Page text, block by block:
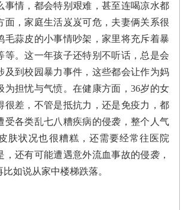
事情，都会特别艰难，甚至连喝凉水都
面，家庭生活岌岌可危，夫妻俩关系很
毛蒜皮的小事情吵架，家里将充斥着暴
等。这一年孩子还特别不听话，总是会
及到校园暴力事件，这些都会让作为妈
为担忧与气愤。在健康方面，36岁的女
很差，不管是抵抗力，还是免疫力，都
受各类乱七八糟疾病的侵袭，整个人气
肤状况也很糟糕，还需要经常往医院
，还有可能遭遇意外流血事故的侵袭，
如说从家中楼梯跌落。